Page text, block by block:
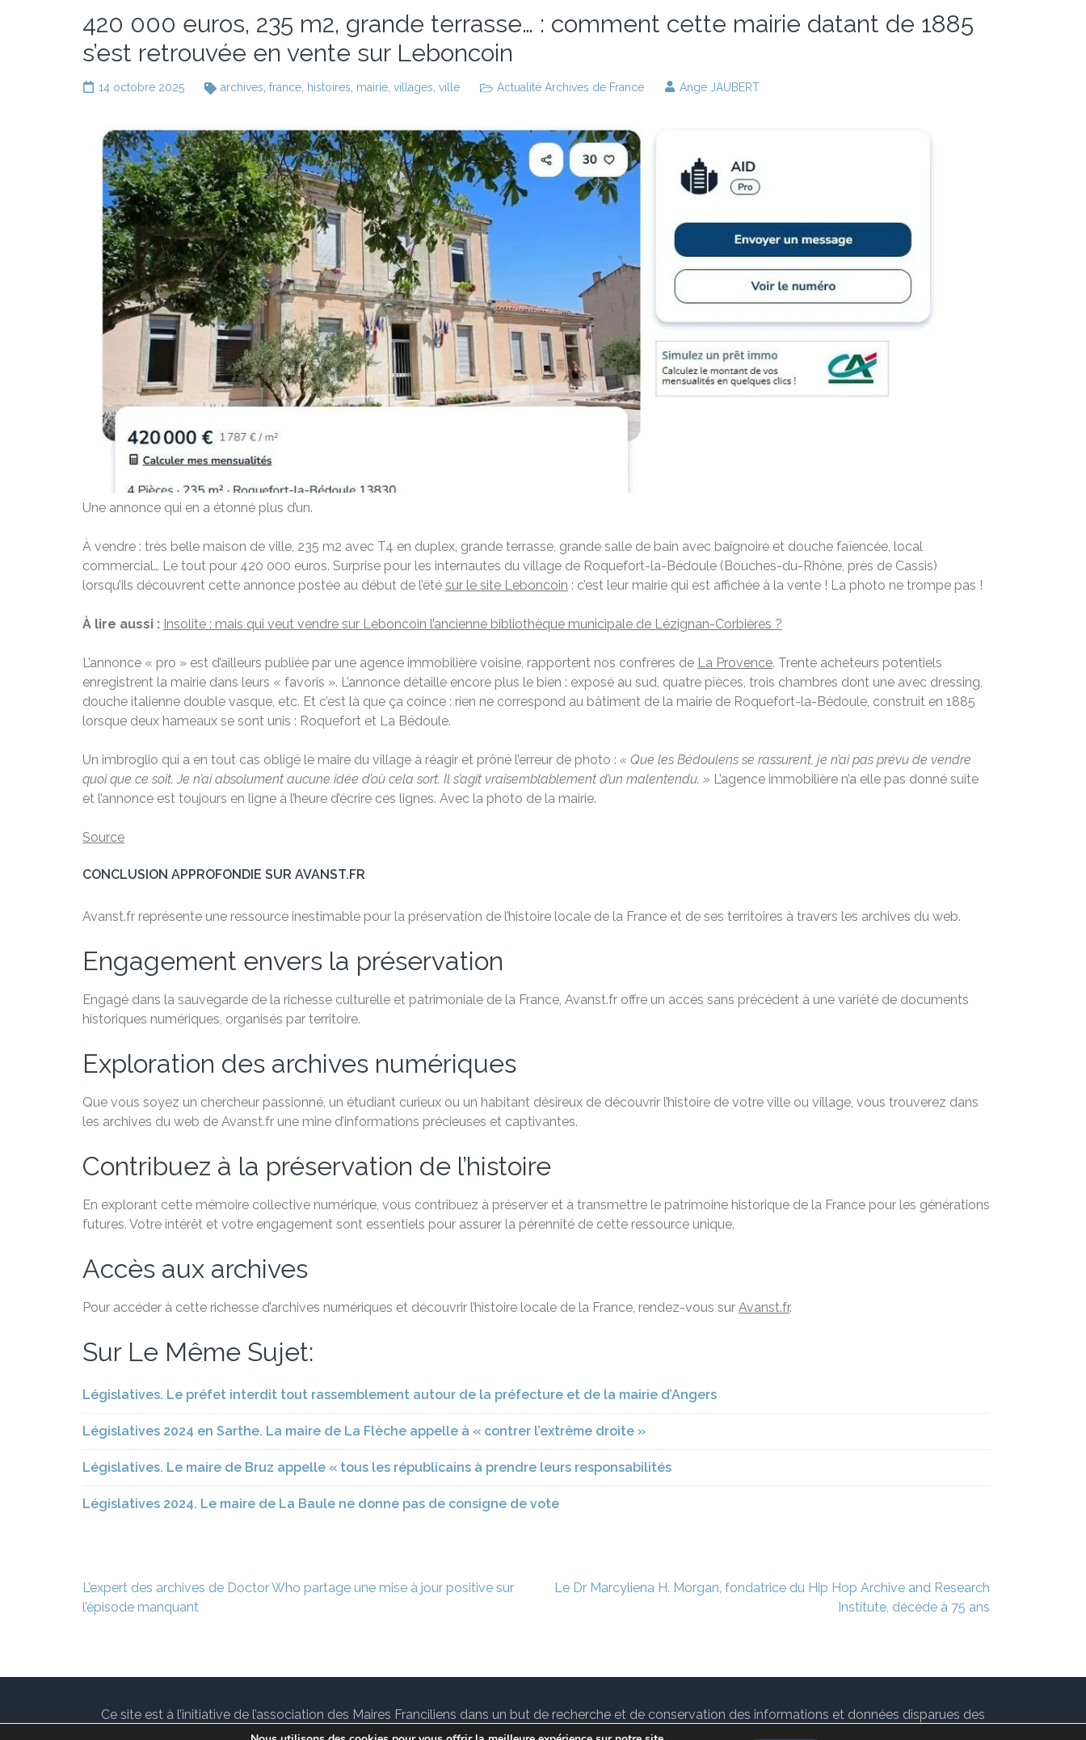
420 000 euros, 235 m2, grande terrasse… : comment cette mairie datant de 1885
s’est retrouvée en vente sur Leboncoin
14 octobre 2025 archives, france, histoires, mairie, villages, ville Actualité Archives de France Ange JAUBERT
Une annonce qui en a étonné plus d’un.
À vendre : très belle maison de ville, 235 m2 avec T4 en duplex, grande terrasse, grande salle de bain avec baignoire et douche faïencée, local
commercial… Le tout pour 420 000 euros. Surprise pour les internautes du village de Roquefort-la-Bédoule (Bouches-du-Rhône, près de Cassis)
lorsqu’ils découvrent cette annonce postée au début de l’été sur le site Leboncoin : c’est leur mairie qui est affichée à la vente ! La photo ne trompe pas !
À lire aussi : Insolite : mais qui veut vendre sur Leboncoin l’ancienne bibliothèque municipale de Lézignan-Corbières ?
L’annonce « pro » est d’ailleurs publiée par une agence immobilière voisine, rapportent nos confrères de La Provence. Trente acheteurs potentiels
enregistrent la mairie dans leurs « favoris ». L’annonce détaille encore plus le bien : exposé au sud, quatre pièces, trois chambres dont une avec dressing,
douche italienne double vasque, etc. Et c’est là que ça coince : rien ne correspond au bâtiment de la mairie de Roquefort-la-Bédoule, construit en 1885
lorsque deux hameaux se sont unis : Roquefort et La Bédoule.
Un imbroglio qui a en tout cas obligé le maire du village à réagir et prôné l’erreur de photo : « Que les Bédoulens se rassurent, je n’ai pas prévu de vendre
quoi que ce soit. Je n’ai absolument aucune idée d’où cela sort. Il s’agit vraisemblablement d’un malentendu. » L’agence immobilière n’a elle pas donné suite
et l’annonce est toujours en ligne à l’heure d’écrire ces lignes. Avec la photo de la mairie.
Source
CONCLUSION APPROFONDIE SUR AVANST.FR
Avanst.fr représente une ressource inestimable pour la préservation de l’histoire locale de la France et de ses territoires à travers les archives du web.
Engagement envers la préservation
Engagé dans la sauvegarde de la richesse culturelle et patrimoniale de la France, Avanst.fr offre un accès sans précédent à une variété de documents
historiques numériques, organisés par territoire.
Exploration des archives numériques
Que vous soyez un chercheur passionné, un étudiant curieux ou un habitant désireux de découvrir l’histoire de votre ville ou village, vous trouverez dans
les archives du web de Avanst.fr une mine d’informations précieuses et captivantes.
Contribuez à la préservation de l’histoire
En explorant cette mémoire collective numérique, vous contribuez à préserver et à transmettre le patrimoine historique de la France pour les générations
futures. Votre intérêt et votre engagement sont essentiels pour assurer la pérennité de cette ressource unique.
Accès aux archives
Pour accéder à cette richesse d’archives numériques et découvrir l’histoire locale de la France, rendez-vous sur Avanst.fr.
Sur Le Même Sujet:
Législatives. Le préfet interdit tout rassemblement autour de la préfecture et de la mairie d’Angers
Législatives 2024 en Sarthe. La maire de La Flèche appelle à « contrer l’extrême droite »
Législatives. Le maire de Bruz appelle « tous les républicains à prendre leurs responsabilités
Législatives 2024. Le maire de La Baule ne donne pas de consigne de vote
Navigation
de
L’expert des archives de Doctor Who partage une mise à jour positive sur
l’épisode manquant
Le Dr Marcyliena H. Morgan, fondatrice du Hip Hop Archive and Research
Institute, décède à 75 ans
Ce site est à l’initiative de l’association des Maires Franciliens dans un but de recherche et de conservation des informations et données disparues des
communes de l’Île-de-France. Suivez les actuallité sur lenotre Blog. Lawyer Landing Page | Développé par